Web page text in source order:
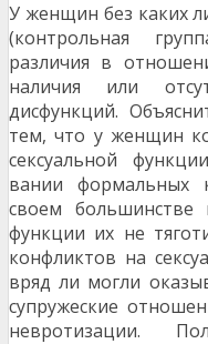
У женщин без каких
(контрольная
различия в
наличия или
дисфункций.
тем, что у женщин
сексуальной
вании формальных
своем большинстве
функции их не
конфликтов на
вряд ли могли
супружеские
невротизации.